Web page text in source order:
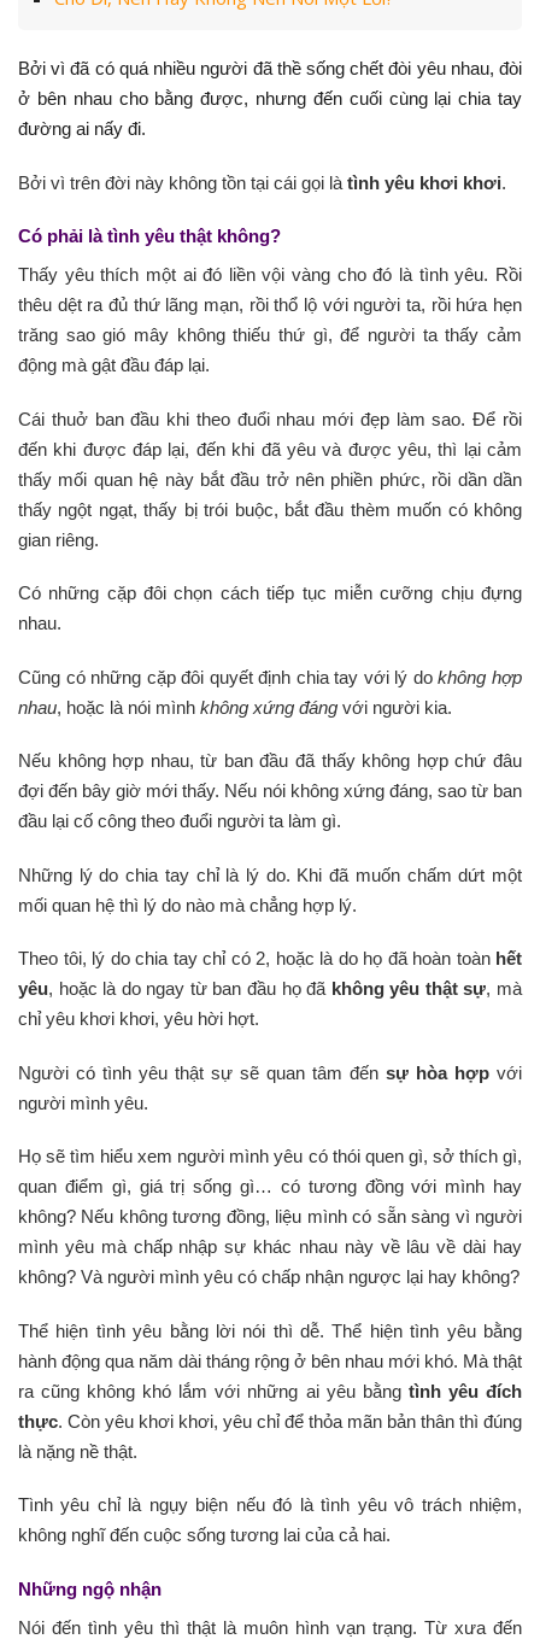
Bởi vì đã có quá nhiều người đã thề sống chết đòi yêu nhau, đòi
ở bên nhau cho bằng được, nhưng đến cuối cùng lại chia tay
đường ai nấy đi.
Bởi vì trên đời này không tồn tại cái gọi là tình yêu khơi khơi.
Có phải là tình yêu thật không?
Thấy yêu thích một ai đó liền vội vàng cho đó là tình yêu. Rồi
thêu dệt ra đủ thứ lãng mạn, rồi thổ lộ với người ta, rồi hứa hẹn
trăng sao gió mây không thiếu thứ gì, để người ta thấy cảm
động mà gật đầu đáp lại.
Cái thuở ban đầu khi theo đuổi nhau mới đẹp làm sao. Để rồi
đến khi được đáp lại, đến khi đã yêu và được yêu, thì lại cảm
thấy mối quan hệ này bắt đầu trở nên phiền phức, rồi dần dần
thấy ngột ngạt, thấy bị trói buộc, bắt đầu thèm muốn có không
gian riêng.
Có những cặp đôi chọn cách tiếp tục miễn cưỡng chịu đựng
nhau.
Cũng có những cặp đôi quyết định chia tay với lý dokhông hợp
nhau, hoặc là nói mình không xứng đáng với người kia.
Nếu không hợp nhau, từ ban đầu đã thấy không hợp chứ đâu
đợi đến bây giờ mới thấy. Nếu nói không xứng đáng, sao từ ban
đầu lại cố công theo đuổi người ta làm gì.
Những lý do chia tay chỉ là lý do. Khi đã muốn chấm dứt một
mối quan hệ thì lý do nào mà chẳng hợp lý.
Theo tôi, lý do chia tay chỉ có 2, hoặc là do họ đã hoàn toàn hết
yêu, hoặc là do ngay từ ban đầu họ đã không yêu thật sự, mà
chỉ yêu khơi khơi, yêu hời hợt.
Người có tình yêu thật sự sẽ quan tâm đến sự hòa hợp với
người mình yêu.
Họ sẽ tìm hiểu xem người mình yêu có thói quen gì, sở thích gì,
quan điểm gì, giá trị sống gì… có tương đồng với mình hay
không? Nếu không tương đồng, liệu mình có sẵn sàng vì người
mình yêu mà chấp nhập sự khác nhau này về lâu về dài hay
không? Và người mình yêu có chấp nhận ngược lại hay không?
Thể hiện tình yêu bằng lời nói thì dễ. Thể hiện tình yêu bằng
hành động qua năm dài tháng rộng ở bên nhau mới khó. Mà thật
ra cũng không khó lắm với những ai yêu bằng tình yêu đích
thực. Còn yêu khơi khơi, yêu chỉ để thỏa mãn bản thân thì đúng
là nặng nề thật.
Tình yêu chỉ là ngụy biện nếu đó là tình yêu vô trách nhiệm,
không nghĩ đến cuộc sống tương lai của cả hai.
Những ngộ nhận
Nói đến tình yêu thì thật là muôn hình vạn trạng. Từ xưa đến